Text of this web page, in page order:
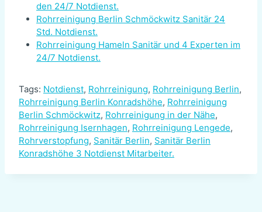
den 24/7 Notdienst.
Rohrreinigung Berlin Schmöckwitz Sanitär 24
Std. Notdienst.
Rohrreinigung Hameln Sanitär und 4 Experten im
24/7 Notdienst.
Tags: Notdienst, Rohrreinigung, Rohrreinigung Berlin,
Rohrreinigung Berlin Konradshöhe, Rohrreinigung
Berlin Schmöckwitz, Rohrreinigung in der Nähe,
Rohrreinigung Isernhagen, Rohrreinigung Lengede,
Rohrverstopfung, Sanitär Berlin, Sanitär Berlin
Konradshöhe 3 Notdienst Mitarbeiter.